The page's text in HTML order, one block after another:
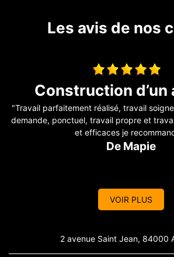
Les avis de nos
Super je vous le
"J'ai fait appel à ses services pour une
toiture très professionnel et
De Vanessa
VOIR PLUS
2 avenue Saint Jean, 84000